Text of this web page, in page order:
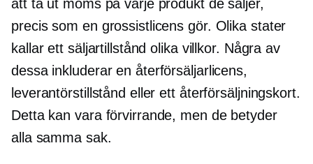
att ta ut moms på varje produkt de säljer,
precis som en grossistlicens gör. Olika stater
kallar ett säljartillstånd olika villkor. Några av
dessa inkluderar en återförsäljarlicens,
leverantörstillstånd eller ett återförsäljningskort.
Detta kan vara förvirrande, men de betyder
alla samma sak.